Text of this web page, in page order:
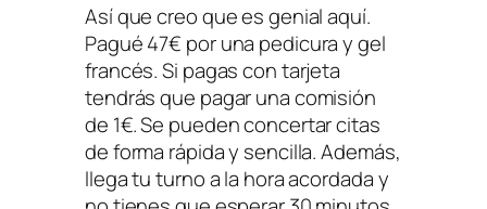
Así que creo que es genial aquí.
Pagué 47€ por una pedicura y gel
francés. Si pagas con tarjeta
tendrás que pagar una comisión
de 1€. Se pueden concertar citas
de forma rápida y sencilla. Además,
llega tu turno a la hora acordada y